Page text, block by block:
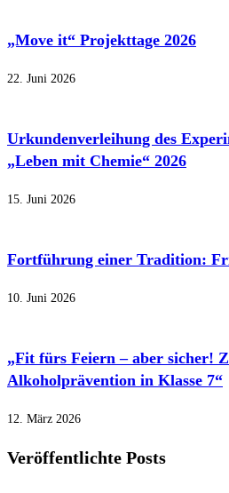
„Move it“ Projekttage 2026
22. Juni 2026
Urkundenverleihung des
„Leben mit Chemie“ 2026
15. Juni 2026
Fortführung einer Tradition:
10. Juni 2026
„Fit fürs Feiern – aber sicher!
Alkoholprävention in Klasse 7“
12. März 2026
Veröffentlichte Posts